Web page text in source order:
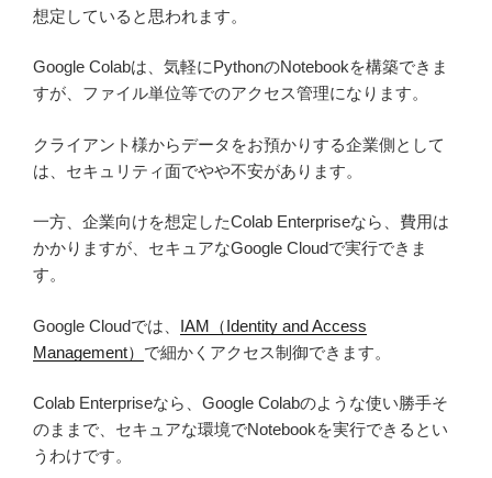
想定していると思われます。
Google Colabは、気軽にPythonのNotebookを構築できま
すが、ファイル単位等でのアクセス管理になります。
クライアント様からデータをお預かりする企業側として
は、セキュリティ面でやや不安があります。
一方、企業向けを想定したColab Enterpriseなら、費用は
かかりますが、セキュアなGoogle Cloudで実行できま
す。
Google Cloudでは、 IAM（Identity and Access
Management） で細かくアクセス制御できます。
Colab Enterpriseなら、Google Colabのような使い勝手そ
のままで、セキュアな環境でNotebookを実行できるとい
うわけです。